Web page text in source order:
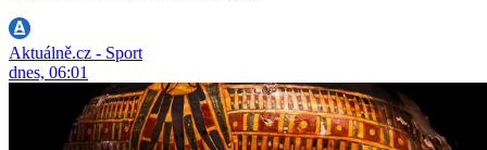
Aktuálně.cz - Sport
dnes, 06:01